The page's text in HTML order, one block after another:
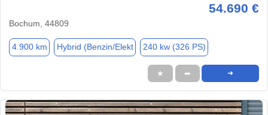
54.690 €
Bochum, 44809
4.900 km Hybrid (Benzin/Elekt 240 kw (326 PS)
★ ➦ ➜